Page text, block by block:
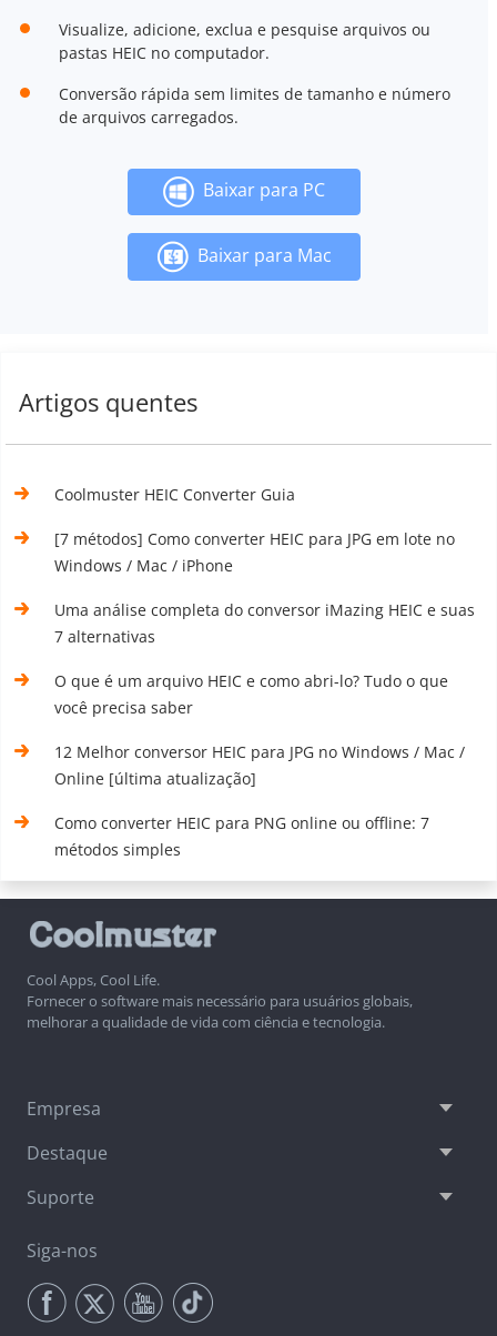
Visualize, adicione, exclua e pesquise arquivos ou
pastas HEIC no computador.
Conversão rápida sem limites de tamanho e número
de arquivos carregados.
Baixar para PC
Baixar para Mac
Artigos quentes
Coolmuster HEIC Converter Guia
[7 métodos] Como converter HEIC para JPG em lote no
Windows / Mac / iPhone
Uma análise completa do conversor iMazing HEIC e suas
7 alternativas
O que é um arquivo HEIC e como abri-lo? Tudo o que
você precisa saber
12 Melhor conversor HEIC para JPG no Windows / Mac /
Online [última atualização]
Como converter HEIC para PNG online ou offline: 7
métodos simples
Cool Apps, Cool Life.
Fornecer o software mais necessário para usuários globais,
melhorar a qualidade de vida com ciência e tecnologia.
Empresa
Destaque
Suporte
Siga-nos